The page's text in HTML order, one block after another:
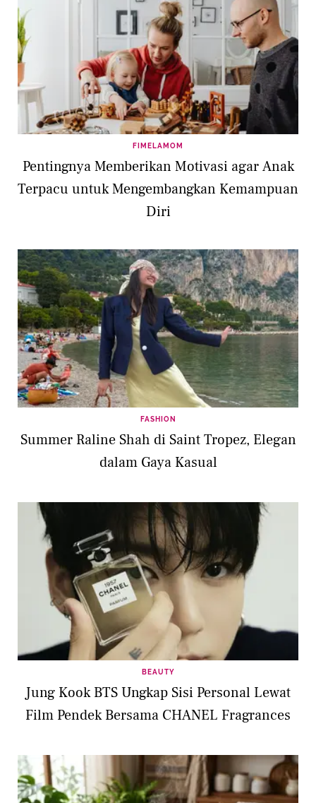
FIMELAMOM
Pentingnya Memberikan Motivasi agar Anak
Terpacu untuk Mengembangkan Kemampuan
Diri
FASHION
Summer Raline Shah di Saint Tropez, Elegan
dalam Gaya Kasual
BEAUTY
Jung Kook BTS Ungkap Sisi Personal Lewat
Film Pendek Bersama CHANEL Fragrances